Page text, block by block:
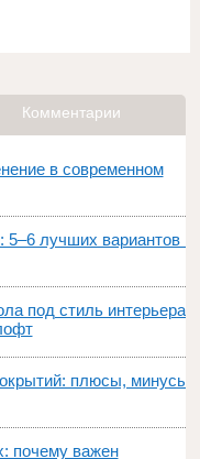
Комментарии
в современном
лучших вариантов и
под стиль интерьера:
плюсы, минусы,
почему важен